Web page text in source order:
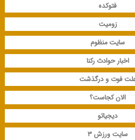
فتوکده
زومیت
سایت منظوم
اخبار حوادث رکنا
فوت و درگذشت
الان کجاست؟
دیجیاتو
سایت ورزش 3